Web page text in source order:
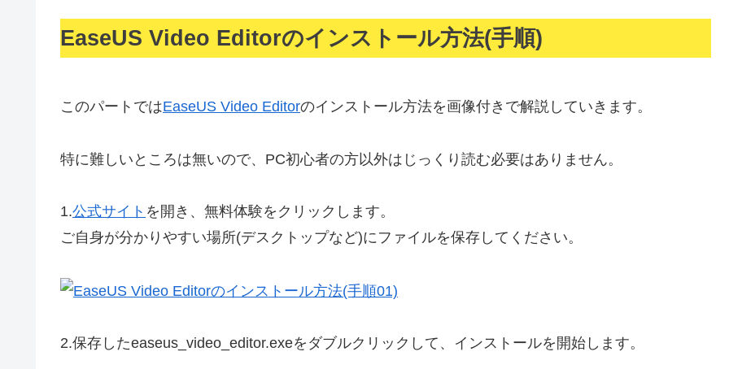
EaseUS Video Editorのインストール方法(手順)
このパートではEaseUS Video Editorのインストール方法を画像付きで解説していきます。
特に難しいところは無いので、PC初心者の方以外はじっくり読む必要はありません。
1.公式サイト を開き、無料体験をクリックします。
ご自身が分かりやすい場所(デスクトップなど)にファイルを保存してください。
2.保存したeaseus_video_editor.exeをダブルクリックして、インストールを開始します。